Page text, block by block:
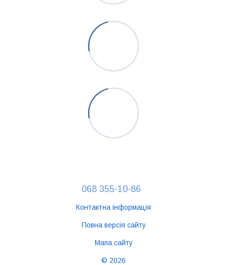
068 355-10-86
Контактна інформація
Повна версія сайту
Мапа сайту
© 2026